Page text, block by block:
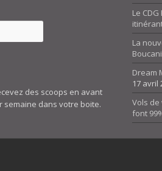
des scoops en avant
semaine dans votre boite.
Le
La
Dream
17 avril
Vols de
font